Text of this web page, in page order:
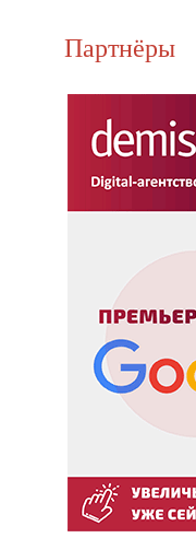
Партнёры